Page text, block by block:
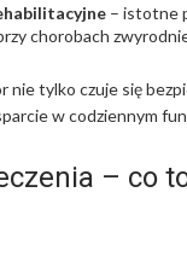
– istotne
chorobach
nie tylko czuje się
w codziennym
– co